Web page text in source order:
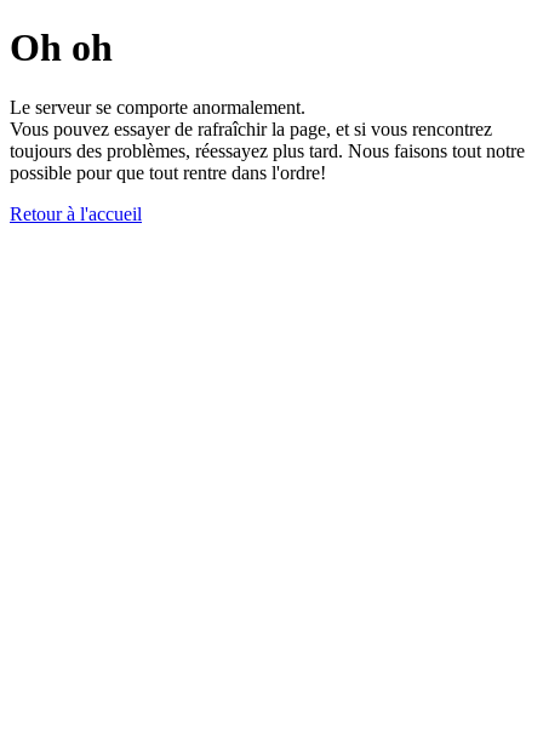
Oh oh
Le serveur se comporte anormalement.
Vous pouvez essayer de rafraîchir la page, et si vous rencontrez
toujours des problèmes, réessayez plus tard. Nous faisons tout notre
possible pour que tout rentre dans l'ordre!
Retour à l'accueil